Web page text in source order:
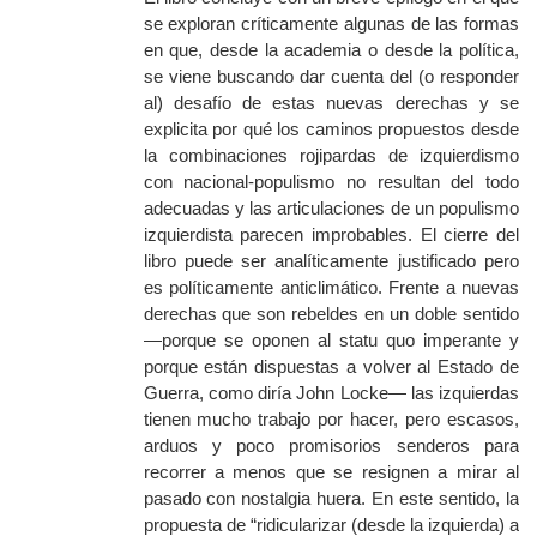
se exploran críticamente algunas de las formas
en que, desde la academia o desde la política,
se viene buscando dar cuenta del (o responder
al) desafío de estas nuevas derechas y se
explicita por qué los caminos propuestos desde
la combinaciones rojipardas de izquierdismo
con nacional-populismo no resultan del todo
adecuadas y las articulaciones de un populismo
izquierdista parecen improbables. El cierre del
libro puede ser analíticamente justificado pero
es políticamente anticlimático. Frente a nuevas
derechas que son rebeldes en un doble sentido
—porque se oponen al statu quoimperante y
porque están dispuestas a volver al Estado de
Guerra, como diría John Locke— las izquierdas
tienen mucho trabajo por hacer, pero escasos,
arduos y poco promisorios senderos para
recorrer a menos que se resignen a mirar al
pasado con nostalgia huera. En este sentido, la
propuesta de “ridicularizar (desde la izquierda) a